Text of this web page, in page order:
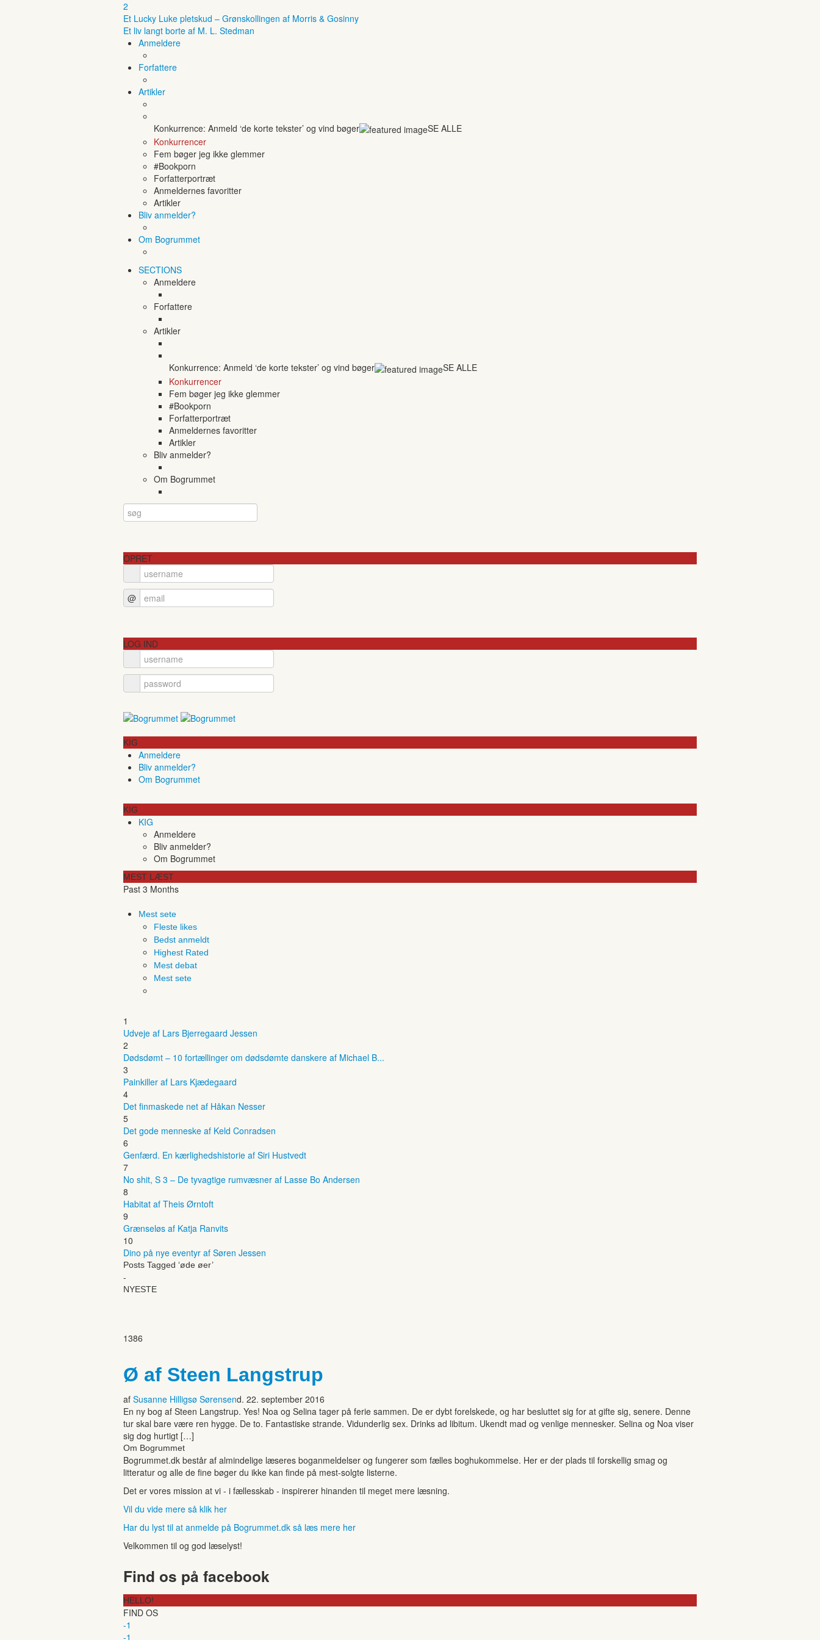
2
Et Lucky Luke pletskud – Grønskollingen af Morris & Gosinny
Et liv langt borte af M. L. Stedman
Anmeldere
Forfattere
Artikler
Konkurrence: Anmeld ‘de korte tekster’ og vind bøger
SE ALLE
Konkurrencer
Fem bøger jeg ikke glemmer
#Bookporn
Forfatterportræt
Anmeldernes favoritter
Artikler
Bliv anmelder?
Om Bogrummet
SECTIONS
Anmeldere
Forfattere
Artikler
Konkurrence: Anmeld ‘de korte tekster’ og vind bøger
SE ALLE
Konkurrencer
Fem bøger jeg ikke glemmer
#Bookporn
Forfatterportræt
Anmeldernes favoritter
Artikler
Bliv anmelder?
Om Bogrummet
OPRET
@
LOG IND
KIG
Anmeldere
Bliv anmelder?
Om Bogrummet
KIG
KIG
Anmeldere
Bliv anmelder?
Om Bogrummet
MEST LÆST
Past 3 Months
Mest sete
Fleste likes
Bedst anmeldt
Highest Rated
Mest debat
Mest sete
1
Udveje af Lars Bjerregaard Jessen
2
Dødsdømt – 10 fortællinger om dødsdømte danskere af Michael B...
3
Painkiller af Lars Kjædegaard
4
Det finmaskede net af Håkan Nesser
5
Det gode menneske af Keld Conradsen
6
Genfærd. En kærlighedshistorie af Siri Hustvedt
7
No shit, S 3 – De tyvagtige rumvæsner af Lasse Bo Andersen
8
Habitat af Theis Ørntoft
9
Grænseløs af Katja Ranvits
10
Dino på nye eventyr af Søren Jessen
Posts Tagged ‘øde øer’
-
NYESTE
1386
Ø af Steen Langstrup
af Susanne Hilligsø Sørensend. 22. september 2016
En ny bog af Steen Langstrup. Yes! Noa og Selina tager på ferie sammen. De er dybt forelskede, og har besluttet sig for at gifte sig, senere. Denne
tur skal bare være ren hygge. De to. Fantastiske strande. Vidunderlig sex. Drinks ad libitum. Ukendt mad og venlige mennesker. Selina og Noa viser
sig dog hurtigt […]
Om Bogrummet
Bogrummet.dk består af almindelige læseres boganmeldelser og fungerer som fælles boghukommelse. Her er der plads til forskellig smag og
litteratur og alle de fine bøger du ikke kan finde på mest-solgte listerne.
Det er vores mission at vi - i fællesskab - inspirerer hinanden til meget mere læsning.
Vil du vide mere så klik her
Har du lyst til at anmelde på Bogrummet.dk så læs mere her
Velkommen til og god læselyst!
Find os på facebook
HELLO!
FIND OS
-1
-1